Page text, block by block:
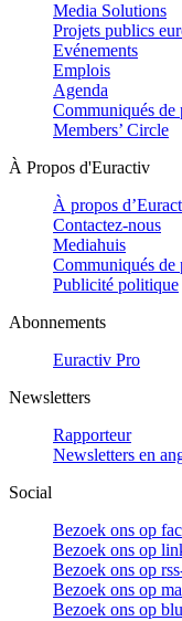
Media Solutions
Projets publics
Evénements
Emplois
Agenda
Communiqués de
Members’ Circle
À Propos d'Euractiv
À propos
Contactez-nous
Mediahuis
Communiqués de
Publicité politique
Abonnements
Euractiv Pro
Newsletters
Rapporteur
Newsletters en
Social
Bezoek ons op
Bezoek ons op
Bezoek ons op
Bezoek ons op
Bezoek ons op